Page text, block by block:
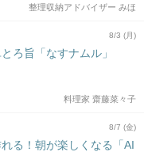
整理収納アドバイザー みほ
8/3 (月)
ろ旨「なすナムル」
料理家 齋藤菜々子
8/7 (金)
る！朝が楽しくなる「AI